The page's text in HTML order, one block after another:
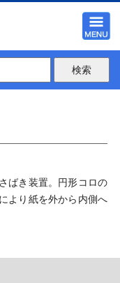
ばき装置。円形コロの
より紙を外から内側へ